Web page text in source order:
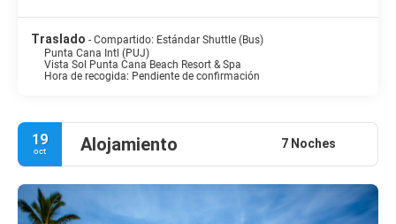
Traslado - Compartido: Estándar Shuttle (Bus)
Punta Cana Intl (PUJ)
Vista Sol Punta Cana Beach Resort & Spa
Hora de recogida: Pendiente de confirmación
19
oct Alojamiento 7 Noches